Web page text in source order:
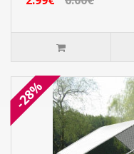
-28%